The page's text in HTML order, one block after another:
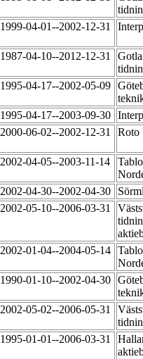
1999-04-01--2002-12-31
1987-04-10--2012-12-31
1995-04-17--2002-05-09
1995-04-17--2003-09-30
2000-06-02--2002-12-31 Roto
2002-04-05--2003-11-14
2002-04-30--2002-04-30
2002-05-10--2006-03-31
2002-01-04--2004-05-14
1990-01-10--2002-04-30
2002-05-02--2006-05-31
1995-01-01--2006-03-31